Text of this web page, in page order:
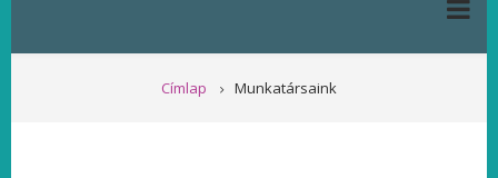
Címlap Munkatársaink